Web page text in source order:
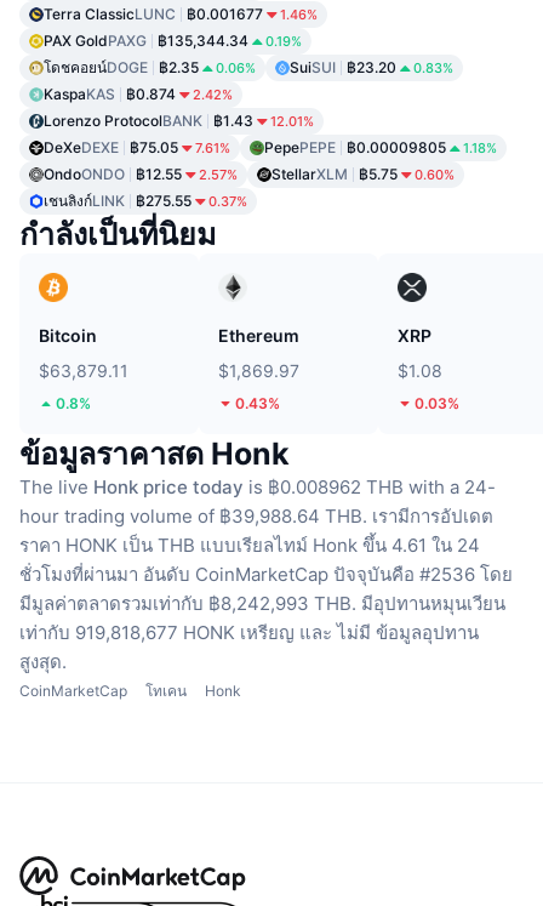
Terra ClassicLUNC ฿0.001677 1.46%
PAX GoldPAXG ฿135,344.34 0.19%
โดชคอยน์DOGE ฿2.35 0.06% SuiSUI ฿23.20 0.83%
KaspaKAS ฿0.874 2.42%
Lorenzo ProtocolBANK ฿1.43 12.01%
DeXeDEXE ฿75.05 7.61% PepePEPE ฿0.00009805 1.18%
OndoONDO ฿12.55 2.57% StellarXLM ฿5.75 0.60%
เชนลิงก์LINK ฿275.55 0.37%
กำลังเป็นที่นิยม
Bitcoin
$63,879.11
0.8%
Ethereum
$1,869.97
0.43%
XRP
$1.08
0.03%
ข้อมูลราคาสด Honk
The live Honk price today is ฿0.008962 THB with a 24-
hour trading volume of ฿39,988.64 THB. เรามีการอัปเดต
ราคา HONK เป็น THB แบบเรียลไทม์ Honk ขึ้น 4.61 ใน 24
ชั่วโมงที่ผ่านมา อันดับ CoinMarketCap ปัจจุบันคือ #2536 โดย
มีมูลค่าตลาดรวมเท่ากับ ฿8,242,993 THB. มีอุปทานหมุนเวียน
เท่ากับ 919,818,677 HONK เหรียญ และ ไม่มี ข้อมูลอุปทาน
สูงสุด.
CoinMarketCap โทเคน Honk